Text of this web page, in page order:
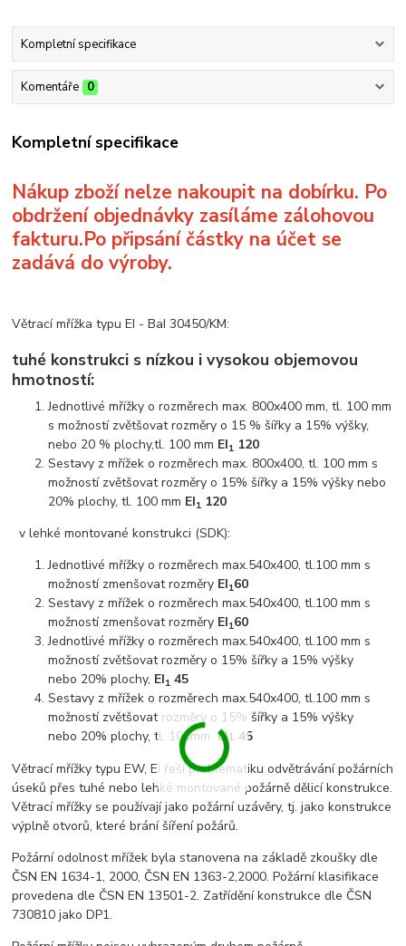
Kompletní specifikace
Komentáře 0
Kompletní specifikace
Nákup zboží nelze nakoupit na dobírku. Po
obdržení objednávky zasíláme zálohovou
fakturu.Po připsání částky na účet se
zadává do výroby.
Větrací mřížka typu EI - BaI 30450/KM:
tuhé konstrukci s nízkou i vysokou objemovou
hmotností:
Jednotlivé mřížky o rozměrech max. 800x400 mm, tl. 100 mm
s možností zvětšovat rozměry o 15 % šířky a 15% výšky,
nebo 20 % plochy,tl. 100 mm EI1 120
Sestavy z mřížek o rozměrech max. 800x400, tl. 100 mm s
možností zvětšovat rozměry o 15% šířky a 15% výšky nebo
20% plochy, tl. 100 mm EI1 120
v lehké montované konstrukci (SDK):
Jednotlivé mřížky o rozměrech max.540x400, tl.100 mm s
možností zmenšovat rozměry EI160
Sestavy z mřížek o rozměrech max.540x400, tl.100 mm s
možností zmenšovat rozměry EI160
Jednotlivé mřížky o rozměrech max.540x400, tl.100 mm s
možností zvětšovat rozměry o 15% šířky a 15% výšky
nebo 20% plochy, EI1 45
Sestavy z mřížek o rozměrech max.540x400, tl.100 mm s
možností zvětšovat rozměry o 15% šířky a 15% výšky
nebo 20% plochy, tl. 100mmEI1 45
Větrací mřížky typu EW, EI řeší problematiku odvětrávání požárních
úseků přes tuhé nebo lehké montované požárně dělicí konstrukce.
Větrací mřížky se používají jako požární uzávěry, tj. jako konstrukce
výplně otvorů, které brání šíření požárů.
Požární odolnost mřížek byla stanovena na základě zkoušky dle
ČSN EN 1634-1, 2000, ČSN EN 1363-2,2000. Požární klasifikace
provedena dle ČSN EN 13501-2. Zatřídění konstrukce dle ČSN
730810 jako DP1.